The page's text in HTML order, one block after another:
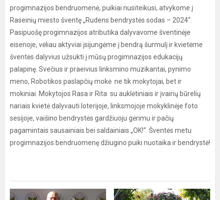
progimnazijos bendruomenė, puikiai nusiteikusi, atvykome į
Raseinių miesto šventę „Rudens bendrystės sodas – 2024“.
Pasipuošę progimnazijos atributika dalyvavome šventinėje
eisenoje, vėliau aktyviai įsijungėme į bendrą šurmulį ir kvietėme
šventės dalyvius užsukti į mūsų progimnazijos edukacijų
palapinę. Svečius ir praeivius linksmino muzikantai, pynimo
meno, Robotikos paslapčių mokė ne tik mokytojai, bet ir
mokiniai. Mokytojos Rasa ir Rita su auklėtiniais ir įvairių būrelių
nariais kvietė dalyvauti loterijoje, linksmojoje mokyklinėje foto
sesijoje, vaišino bendrystės gardžiuoju gėrimu ir pačių
pagamintais sausainiais bei saldainiais „OK!“. Šventės metu
progimnazijos bendruomenę džiugino puiki nuotaika ir bendrystė!